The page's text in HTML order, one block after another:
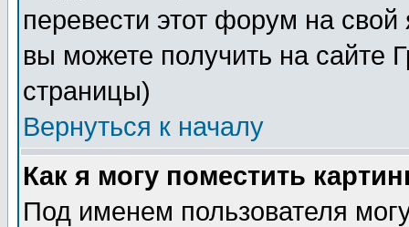
перевести этот форум на
вы можете получить на сайте
страницы)
Вернуться к началу
Как я могу поместить
Под именем пользователя